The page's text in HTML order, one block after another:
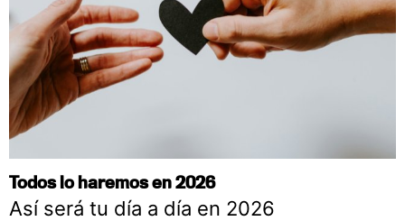
Todos lo haremos en 2026
Así será tu día a día en 2026